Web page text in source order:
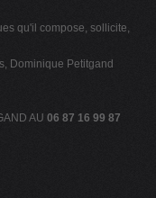
qu'il compose, sollicite,
Dominique Petitgand
AU 06 87 16 99 87